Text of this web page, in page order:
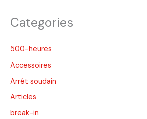
Categories
500-heures
Accessoires
Arrêt soudain
Articles
break-in